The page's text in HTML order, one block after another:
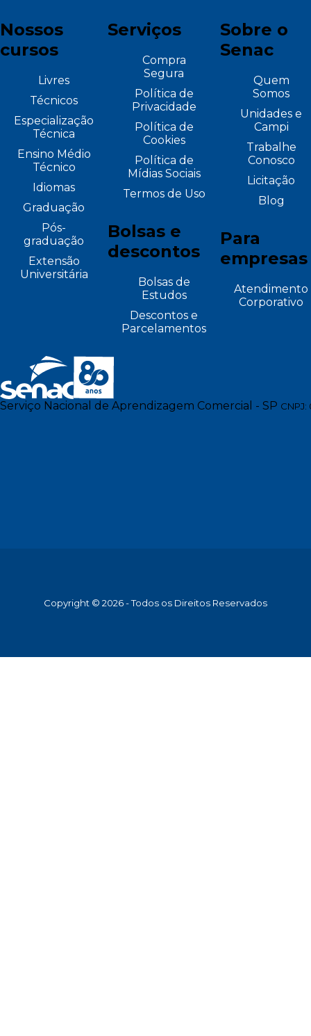
Nossos
cursos
Livres
Técnicos
Especialização
Técnica
Ensino Médio
Técnico
Idiomas
Graduação
Pós-
graduação
Extensão
Universitária
Serviços
Compra
Segura
Política de
Privacidade
Política de
Cookies
Política de
Mídias Sociais
Termos de Uso
Bolsas e
descontos
Bolsas de
Estudos
Descontos e
Parcelamentos
Sobre o
Senac
Quem
Somos
Unidades e
Campi
Trabalhe
Conosco
Licitação
Blog
Para
empresas
Atendimento
Corporativo
Serviço Nacional de Aprendizagem Comercial - SP
Copyright © 2026 - Todos os Direitos Reservados